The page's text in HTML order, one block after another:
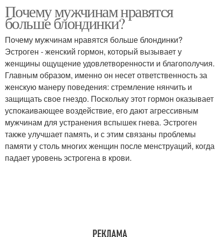
Почему мужчинам нравятся
больше блондинки?
Почему мужчинам нравятся больше блондинки?
Эстроген - женский гормон, который вызывает у
женщины ощущение удовлетворенности и благополучия.
Главным образом, именно он несет ответственность за
женскую манеру поведения: стремление нянчить и
защищать свое гнездо. Поскольку этот гормон оказывает
успокаивающее воздействие, его дают агрессивным
мужчинам для устранения вспышек гнева. Эстроген
также улучшает память, и с этим связаны проблемы
памяти у столь многих женщин после менструаций, когда
падает уровень эстрогена в крови.